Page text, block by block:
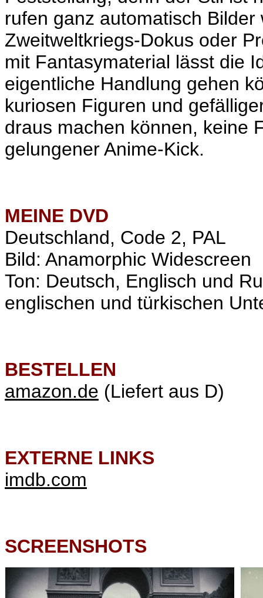
rufen ganz automatisch
Zweitweltkriegs-Dokus oder
mit Fantasymaterial lässt die
eigentliche Handlung gehen
kuriosen Figuren und
draus machen können, keine
gelungener Anime-Kick.
MEINE DVD
Deutschland, Code 2, PAL
Bild: Anamorphic Widescreen
Ton: Deutsch, Englisch und
englischen und türkischen
BESTELLEN
amazon.de (Liefert aus D)
EXTERNE LINKS
imdb.com
SCREENSHOTS